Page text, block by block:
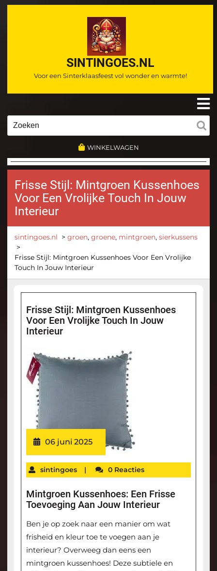
Ga
SINTINGOES.NL
Voor een Sinterklaasfeest vol wonder en warmte!
WINKELWAGEN
Frisse Stijl: Mintgroen Kussenhoes
Voor Een Vrolijke Touch In Jouw
Interieur
sintingoes.nl > groen, groene, mintgroen, sierkussens
>
Frisse Stijl: Mintgroen Kussenhoes Voor Een Vrolijke
Touch In Jouw Interieur
Frisse Stijl: Mintgroen Kussenhoes
Voor Een Vrolijke Touch In Jouw
Interieur
06 juni 2025
sintingoes | 0 Reacties
Mintgroen Kussenhoes: Een Frisse
Toevoeging Aan Jouw Interieur
Ben je op zoek naar een manier om wat
frisheid en kleur toe te voegen aan je
interieur? Overweeg dan eens een
mintgroen kussenhoes! Deze subtiele en